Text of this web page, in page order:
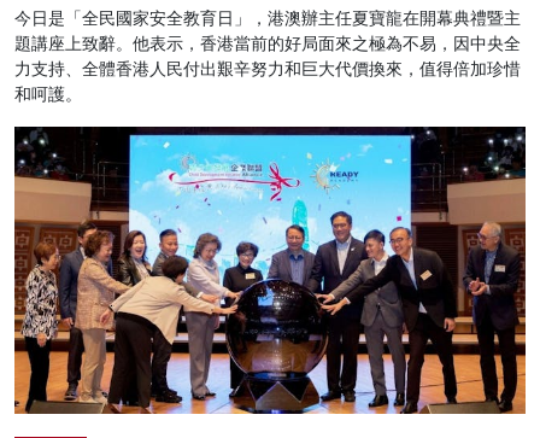
今日是「全民國家安全教育日」，港澳辦主任夏寶龍在開幕典禮暨主
題講座上致辭。他表示，香港當前的好局面來之極為不易，因中央全
力支持、全體香港人民付出艱辛努力和巨大代價換來，值得倍加珍惜
和呵護。